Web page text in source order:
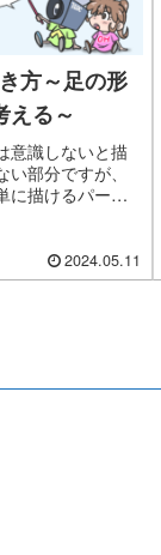
方～足の形
える～
意識しないと描
部分ですが、
に描けるパーツ
2024.05.11